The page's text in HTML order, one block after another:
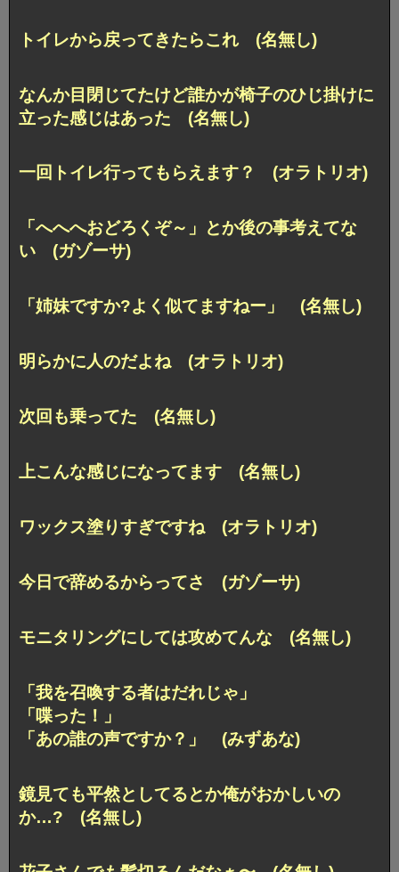
トイレから戻ってきたらこれ (名無し)
なんか目閉じてたけど誰かが椅子のひじ掛けに
立った感じはあった (名無し)
一回トイレ行ってもらえます？ (オラトリオ)
「へへへおどろくぞ～」とか後の事考えてな
い (ガゾーサ)
「姉妹ですか?よく似てますねー」 (名無し)
明らかに人のだよね (オラトリオ)
次回も乗ってた (名無し)
上こんな感じになってます (名無し)
ワックス塗りすぎですね (オラトリオ)
今日で辞めるからってさ (ガゾーサ)
モニタリングにしては攻めてんな (名無し)
「我を召喚する者はだれじゃ」
「喋った！」
「あの誰の声ですか？」 (みずあな)
鏡見ても平然としてるとか俺がおかしいの
か…? (名無し)